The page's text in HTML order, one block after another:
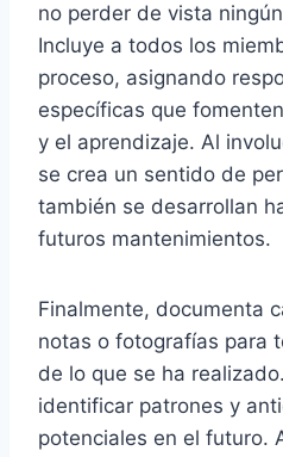
no perder de vista
Incluye a todos los
proceso, asignando
específicas que
y el aprendizaje. Al
se crea un sentido de
también se desarrollan
futuros mantenimientos.
Finalmente, documenta
notas o fotografías para
de lo que se ha
identificar patrones y
potenciales en el futuro.